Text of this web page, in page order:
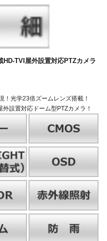
TVI屋外設置対応PTZカメラ
！光学23倍ズームレンズ搭載！
設置対応ドーム型PTZカメラ！